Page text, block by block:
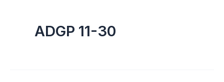
ADGP 11-30